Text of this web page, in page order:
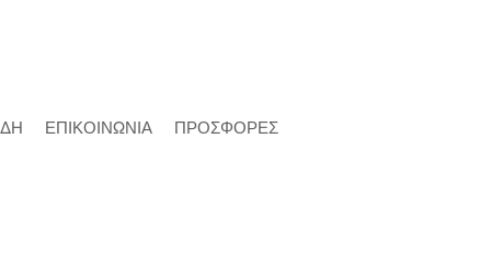
ΕΠΙΚΟΙΝΩΝΙΑ ΠΡΟΣΦΟΡΕΣ